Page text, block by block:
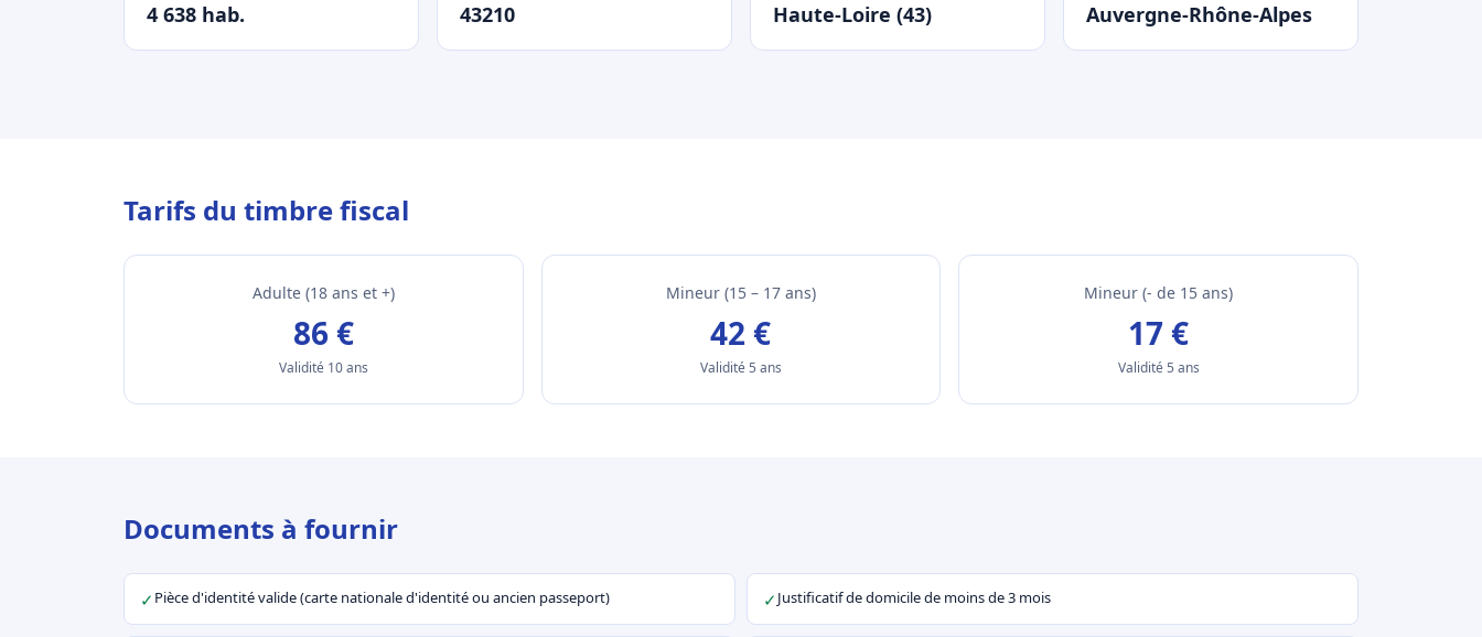
4 638 hab. 43210 Haute-Loire (43) Auvergne-Rhône-Alpes
Tarifs du timbre fiscal
Adulte (18 ans et +)
86 €
Validité 10 ans
Mineur (15 – 17 ans)
42 €
Validité 5 ans
Mineur (- de 15 ans)
17 €
Validité 5 ans
Documents à fournir
✓ Pièce d'identité valide (carte nationale d'identité ou ancien passeport) ✓Justificatif de domicile de moins de 3 mois